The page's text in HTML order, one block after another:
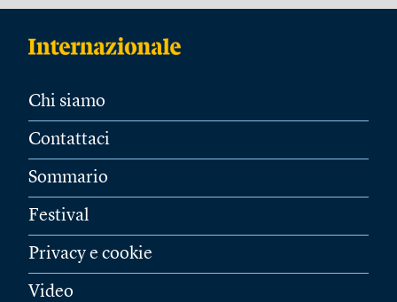
Chi siamo
Contattaci
Sommario
Festival
Privacy e cookie
Video